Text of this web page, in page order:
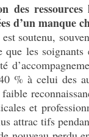
des
d’un manque
soutenu,
les
% à celui des
et
attrac tifs